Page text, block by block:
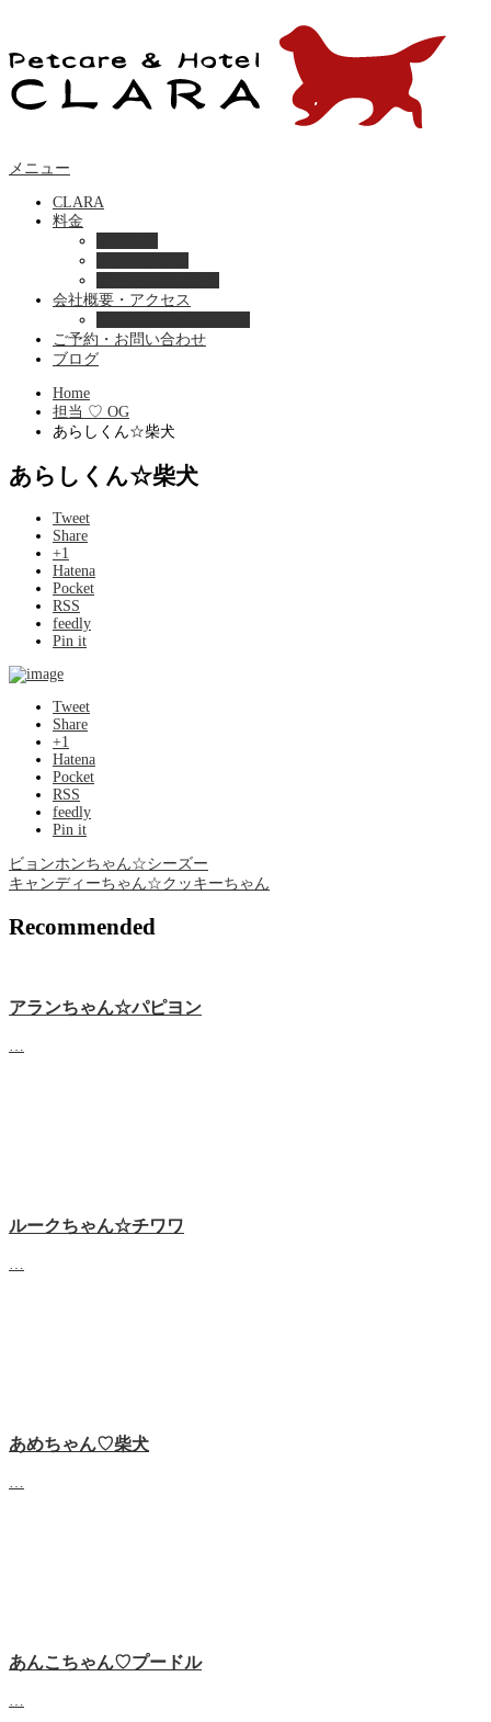
メニュー
CLARA
料金
会社概要・アクセス
ご予約・お問い合わせ
ブログ
Home
担当 ♡ OG
あらしくん☆柴犬
あらしくん☆柴犬
Tweet
Share
+1
Hatena
Pocket
RSS
feedly
Pin it
Tweet
Share
+1
Hatena
Pocket
RSS
feedly
Pin it
ビョンホンちゃん☆シーズー
キャンディーちゃん☆クッキーちゃん
Recommended
アランちゃん☆パピヨン
ルークちゃん☆チワワ
あめちゃん♡‬柴犬
あんこちゃん♡‬プードル